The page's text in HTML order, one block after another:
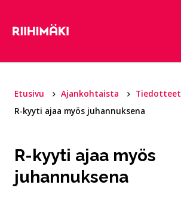
Etusivu Ajankohtaista
Tiedotteet
R-kyyti ajaa myös juhannuksena
R-kyyti ajaa myös
juhannuksena